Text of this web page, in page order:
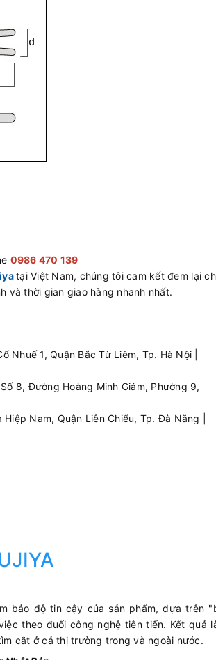
0986 470 139
tại Việt Nam, chúng tôi cam kết đem lại
và thời gian giao hàng nhanh nhất.
Nhuế 1, Quận Bắc Từ Liêm, Tp. Hà Nội |
8, Đường Hoàng Minh Giám, Phường 9,
Nam, Quận Liên Chiểu, Tp. Đà Nẵng |
bảo độ tin cậy của sản phẩm, dựa trên
theo đuổi công nghệ tiên tiến. Kết quả
cắt ở cả thị trường trong và ngoài nước.